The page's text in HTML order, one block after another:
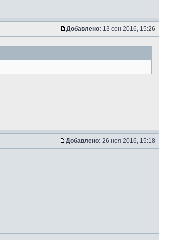
Добавлено: 13 сен 2016, 15:26
Добавлено: 26 ноя 2016, 15:18